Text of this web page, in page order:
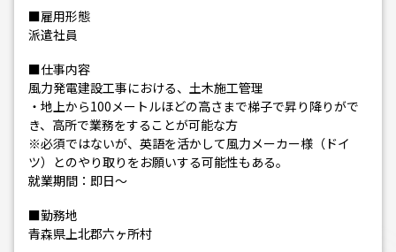
■雇用形態
派遣社員
■仕事内容
風力発電建設工事における、土木施工管理
・地上から100メートルほどの高さまで梯子で昇り降りがで
き、高所で業務をすることが可能な方
※必須ではないが、英語を活かして風力メーカー様（ドイ
ツ）とのやり取りをお願いする可能性もある。
就業期間：即日～
■勤務地
青森県上北郡六ヶ所村